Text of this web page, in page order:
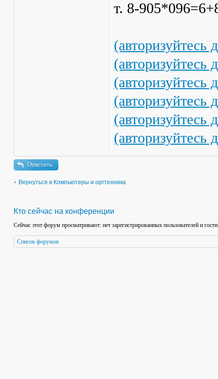
т. 8-
(авторизуйтесь
(авторизуйтесь
(авторизуйтесь
(авторизуйтесь
(авторизуйтесь
(авторизуйтесь
Ответить
Вернуться в Компьютеры и оргтехника
Кто сейчас на конференции
Сейчас этот форум просматривают: нет зарегистрированных пользователей и
Список форумов